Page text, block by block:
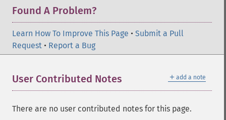
Found A Problem?
Learn How To Improve This Page • Submit a Pull
Request • Report a Bug
＋ add a note
User Contributed Notes
There are no user contributed notes for this page.